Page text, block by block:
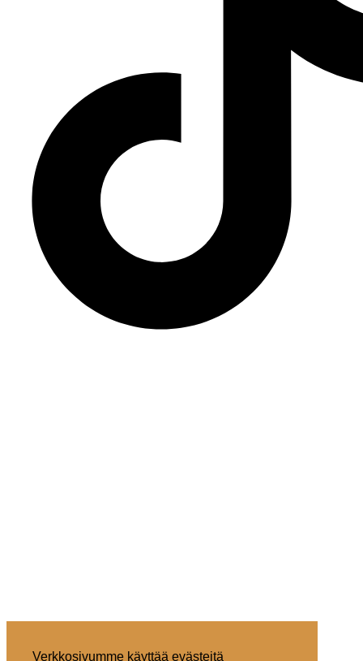
Verkkosivumme käyttää evästeitä